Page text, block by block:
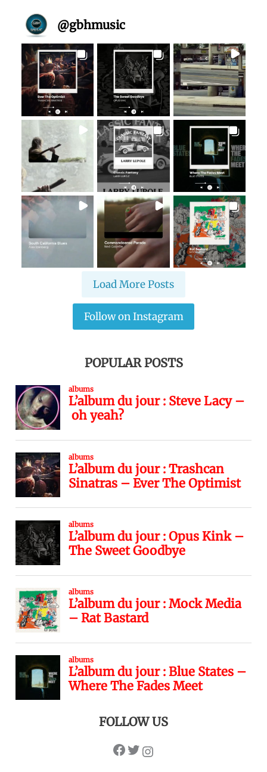
@gbhmusic
Load More Posts
Follow on Instagram
POPULAR POSTS
FOLLOW US